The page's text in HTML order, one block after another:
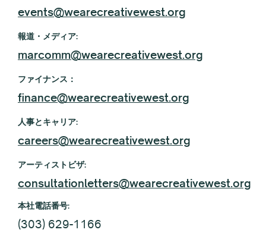
events@wearecreativewest.org
報道・メディア:
marcomm@wearecreativewest.org
ファイナンス：
finance@wearecreativewest.org
人事とキャリア:
careers@wearecreativewest.org
アーティストビザ:
consultationletters@wearecreativewest.org
本社電話番号:
(303) 629-1166